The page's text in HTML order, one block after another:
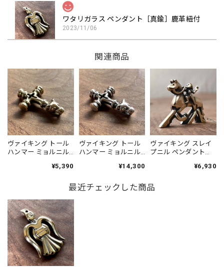
ワタリガラス ペンダント［真鍮］鹿革紐付
2023/11/06
ダンナの誕生日プレゼントとして、本人のリクエストで購入
させていただきました。イメージ通りだ！と大変喜んでいま
した。 特にプレゼントの包装希望は致しませんでしたが、
薄紙で包んだ商品にリボンが巻かれ、とても丁寧でした。
私の購入時のミスで、他の商品も別に購入し、送料もその分
かかってしまうところでしたが、こちらから連絡しなくて
も、１つにまとめてくださいました。システムの都合上、送
料の返金ができない、とのことで、わざわざポストカードを
後日郵送してくださいました！ 本当にご丁寧な対応で私ま
でファンになりました。 ありがとうございました！
います。 こんなにうれしいことはありません。
今度もしお時間が合うようでしたら、イベント
などにも来てください。実際にお会いできれば
また幸いです。今後とも宜しくお願いします！
関連商品
ヴァイキング トール
ハンマー ミョルニル
鹿革紐付 チェーン変
北欧 アクセサリー
Jewelry
¥5,390
ヴァイキング トール
ハンマー ミョルニル
ー925］鹿革紐付
Mjöllnir
¥14,300
ヴァイキング スレイ
プニル ペンダント
ェーン変更可 Viking
Pendant［Brass］／
¥6,930
最近チェックした商品